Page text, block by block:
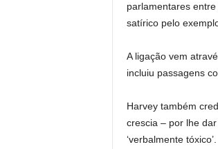
parlamentares
satírico pelo
A ligação vem
incluiu passagens
Harvey também
crescia – por lhe
‘verbalmente tóxico’.